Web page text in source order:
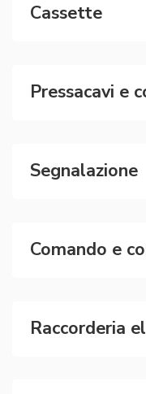
Cassette
Pressacavi e
Segnalazione
Comando e
Raccorderia